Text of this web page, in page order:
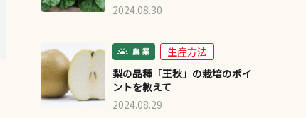
2024.08.30
生産方法
梨の品種「王秋」の栽培のポイ
ントを教えて
2024.08.29